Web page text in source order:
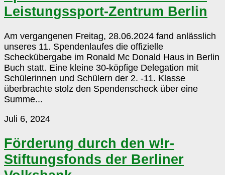
Leistungssport-
Berlin
Leistungssport-Zentrum Berlin
Am vergangenen Freitag, 28.06.2024 fand anlässlich
unseres 11. Spendenlaufes die offizielle
Scheckübergabe im Ronald Mc Donald Haus in Berlin
Buch statt. Eine kleine 30-köpfige Delegation mit
Schülerinnen und Schülern der 2. -11. Klasse
überbrachte stolz den Spendenscheck über eine
Summe...
Förderung
den
w!r-
Stiftungsfonds
der
Juli 6, 2024
Förderung durch den w!r-
Stiftungsfonds der Berliner